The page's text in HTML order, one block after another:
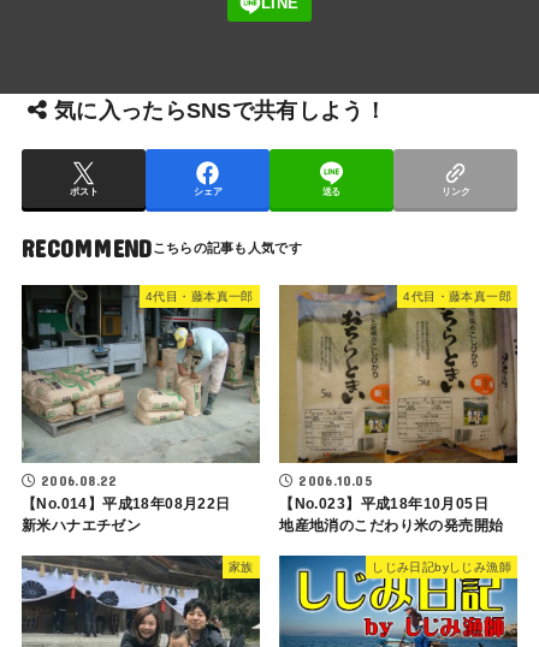
気に入ったらSNSで共有しよう！
ポスト シェア 送る リンク
RECOMMEND
4代目・藤本真一郎
2006.08.22
【No.014】平成18年08月22日
新米ハナエチゼン
4代目・藤本真一郎
2006.10.05
【No.023】平成18年10月05日
地産地消のこだわり米の発売開始
家族 しじみ日記byしじみ漁師